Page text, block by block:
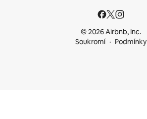
© 2026 Airbnb, Inc.
Soukromí
Podmínky